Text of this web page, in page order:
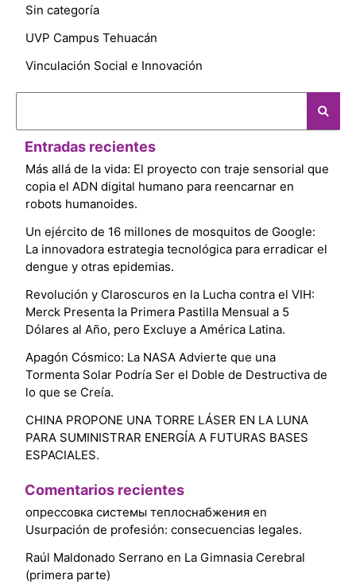
Sin categoría
UVP Campus Tehuacán
Vinculación Social e Innovación
Entradas recientes
Más allá de la vida: El proyecto con traje sensorial que
copia el ADN digital humano para reencarnar en
robots humanoides.
Un ejército de 16 millones de mosquitos de Google:
La innovadora estrategia tecnológica para erradicar el
dengue y otras epidemias.
Revolución y Claroscuros en la Lucha contra el VIH:
Merck Presenta la Primera Pastilla Mensual a 5
Dólares al Año, pero Excluye a América Latina.
Apagón Cósmico: La NASA Advierte que una
Tormenta Solar Podría Ser el Doble de Destructiva de
lo que se Creía.
CHINA PROPONE UNA TORRE LÁSER EN LA LUNA
PARA SUMINISTRAR ENERGÍA A FUTURAS BASES
ESPACIALES.
Comentarios recientes
опрессовка системы теплоснабжения en
Usurpación de profesión: consecuencias legales.
Raúl Maldonado Serrano en La Gimnasia Cerebral
(primera parte)